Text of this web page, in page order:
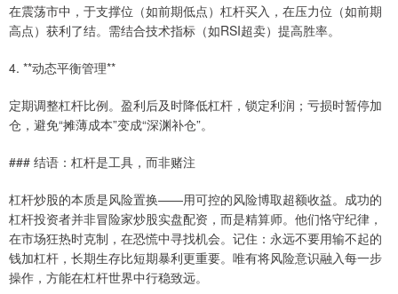
在震荡市中，于支撑位（如前期低点）杠杆买入，在压力位（如前期
高点）获利了结。需结合技术指标（如RSI超卖）提高胜率。
4. **动态平衡管理**
定期调整杠杆比例。盈利后及时降低杠杆，锁定利润；亏损时暂停加
仓，避免“摊薄成本”变成“深渊补仓”。
### 结语：杠杆是工具，而非赌注
杠杆炒股的本质是风险置换——用可控的风险博取超额收益。成功的
杠杆投资者并非冒险家炒股实盘配资，而是精算师。他们恪守纪律，
在市场狂热时克制，在恐慌中寻找机会。记住：永远不要用输不起的
钱加杠杆，长期生存比短期暴利更重要。唯有将风险意识融入每一步
操作，方能在杠杆世界中行稳致远。